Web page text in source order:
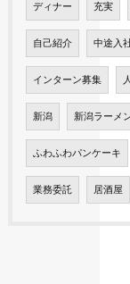
ディナー 充実
自己紹介 中途入
インターン募集
新潟 新潟ラーメ
ふわふわパンケーキ
業務委託 居酒屋